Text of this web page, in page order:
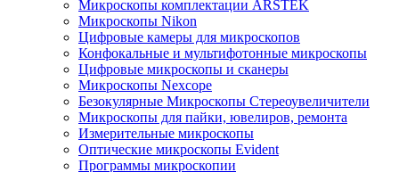
Микроскопы комплектации ARSTEK
Микроскопы Nikon
Цифровые камеры для микроскопов
Конфокальные и мультифотонные микроскопы
Цифровые микроскопы и сканеры
Микроскопы Nexcope
Безокулярные Микроскопы Стереоувеличители
Микроскопы для пайки, ювелиров, ремонта
Измерительные микроскопы
Оптические микроскопы Evident
Программы микроскопии